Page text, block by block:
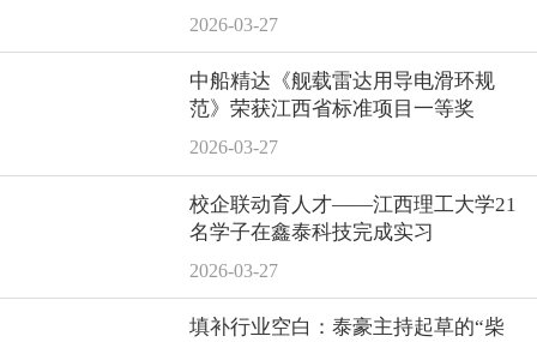
湖儿童救助中心
2026-03-27
中船精达《舰载雷达用导电滑环规
范》荣获江西省标准项目一等奖
2026-03-27
校企联动育人才——江西理工大学21
名学子在鑫泰科技完成实习
2026-03-27
填补行业空白：泰豪主持起草的“柴